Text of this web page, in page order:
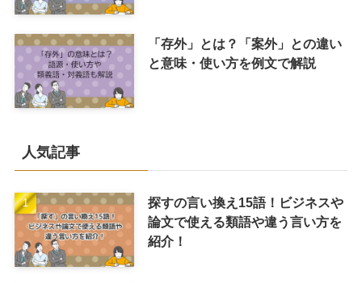
「存外」とは？「案外」との違い
と意味・使い方を例文で解説
人気記事
探すの言い換え15語！ビジネスや
論文で使える類語や違う言い方を
紹介！